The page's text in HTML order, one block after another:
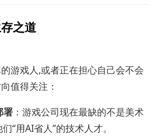
之道
游戏人,或者正在担心自己会不会
值得关注：
署 ：游戏公司现在最缺的不是美术
“用AI省人”的技术人才。